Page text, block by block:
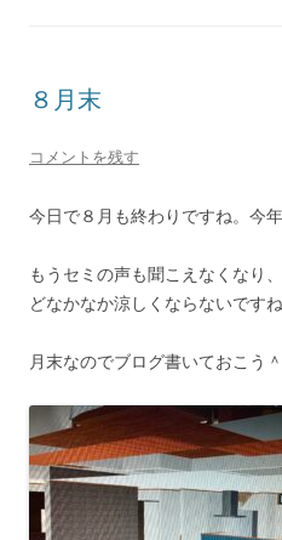
８月末
コメントを残す
今日で８月も終わりですね。今
もうセミの声も聞こえなくなり
どなかなか涼しくならないですね
月末なのでブログ書いておこう＾